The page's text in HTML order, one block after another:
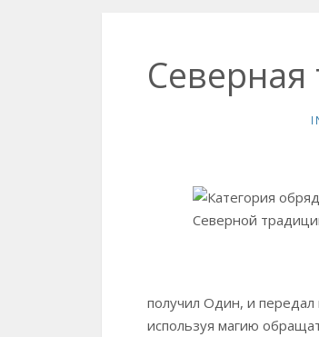
получил Один, и передал
используя магию